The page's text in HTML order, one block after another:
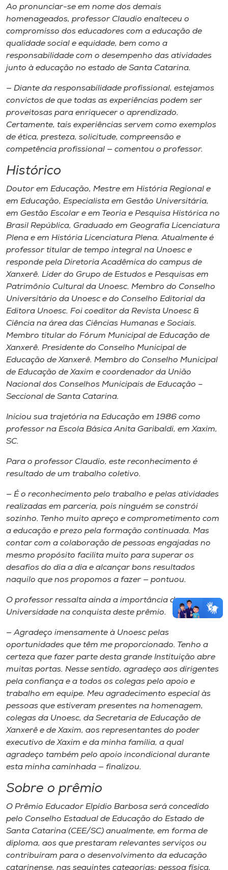
Ao pronunciar-se em nome dos demais
homenageados, professor Claudio enalteceu o
compromisso dos educadores com a educação de
qualidade social e equidade, bem como a
responsabilidade com o desempenho das atividades
junto à educação no estado de Santa Catarina.
— Diante da responsabilidade profissional, estejamos
convictos de que todas as experiências podem ser
proveitosas para enriquecer o aprendizado.
Certamente, tais experiências servem como exemplos
de ética, presteza, solicitude, compreensão e
competência profissional — comentou o professor.
Histórico
Doutor em Educação, Mestre em História Regional e
em Educação, Especialista em Gestão Universitária,
em Gestão Escolar e em Teoria e Pesquisa Histórica no
Brasil República, Graduado em Geografia Licenciatura
Plena e em História Licenciatura Plena. Atualmente é
professor titular de tempo integral na Unoesc e
responde pela Diretoria Acadêmica do campus de
Xanxerê. Líder do Grupo de Estudos e Pesquisas em
Patrimônio Cultural da Unoesc. Membro do Conselho
Universitário da Unoesc e do Conselho Editorial da
Editora Unoesc. Foi coeditor da Revista Unoesc &
Ciência na área das Ciências Humanas e Sociais.
Membro titular do Fórum Municipal de Educação de
Xanxerê. Presidente do Conselho Municipal de
Educação de Xanxerê. Membro do Conselho Municipal
de Educação de Xaxim e coordenador da União
Nacional dos Conselhos Municipais de Educação –
Seccional de Santa Catarina.
Iniciou sua trajetória na Educação em 1986 como
professor na Escola Básica Anita Garibaldi, em Xaxim,
SC.
Para o professor Claudio, este reconhecimento é
resultado de um trabalho coletivo.
— É o reconhecimento pelo trabalho e pelas atividades
realizadas em parceria, pois ninguém se constrói
sozinho. Tenho muito apreço e comprometimento com
a educação e prezo pela formação continuada. Mas
contar com a colaboração de pessoas engajadas no
mesmo propósito facilita muito para superar os
desafios do dia a dia e alcançar bons resultados
naquilo que nos propomos a fazer — pontuou.
O professor ressalta ainda a importância da
Universidade na conquista deste prêmio.
— Agradeço imensamente à Unoesc pelas
oportunidades que têm me proporcionado. Tenho a
certeza que fazer parte desta grande Instituição abre
muitas portas. Nesse sentido, agradeço aos dirigentes
pela confiança e a todos os colegas pelo apoio e
trabalho em equipe. Meu agradecimento especial às
pessoas que estiveram presentes na homenagem,
colegas da Unoesc, da Secretaria de Educação de
Xanxerê e de Xaxim, aos representantes do poder
executivo de Xaxim e da minha família, a qual
agradeço também pelo apoio incondicional durante
esta minha caminhada — finalizou.
Sobre o prêmio
O Prêmio Educador Elpídio Barbosa será concedido
pelo Conselho Estadual de Educação do Estado de
Santa Catarina (CEE/SC) anualmente, em forma de
diploma, aos que prestaram relevantes serviços ou
contribuíram para o desenvolvimento da educação
catarinense, nas seguintes categorias: pessoa física,